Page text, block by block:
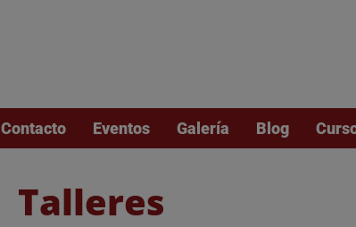
Contacto Eventos Galería Blog
Talleres